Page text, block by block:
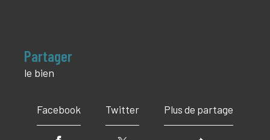
partager
le bien
Facebook Twitter Plus de partage